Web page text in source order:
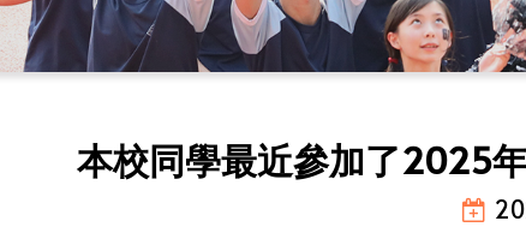
本校同學最近參加了2025